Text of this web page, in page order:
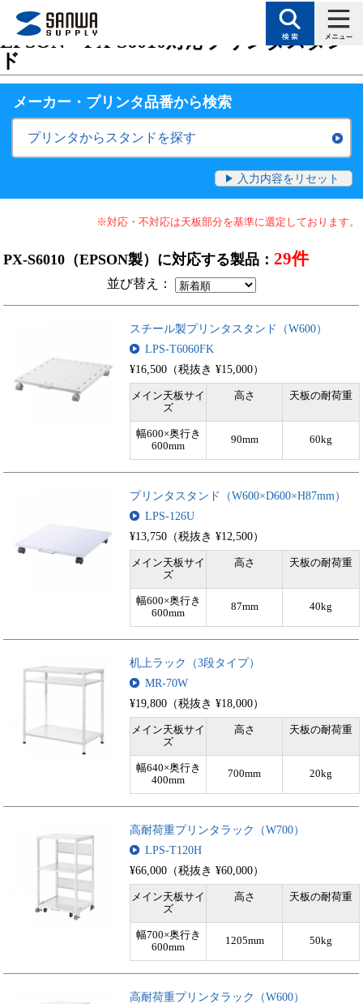
トップページ>サポート 対応表（検索絞り込みで目的に合った製品を探
EPSON・PX-S6010対応プリンタスタン
ド
メーカー・プリンタ品番から検索
プリンタからスタンドを探す
入力内容をリセット
※対応・不対応は天板部分を基準に選定しております。
PX-S6010（EPSON製）に対応する製品：29件
並び替え：
スチール製プリンタスタンド（W600）
LPS-T6060FK
¥16,500（税抜き ¥15,000）
メイン天板サイ
ズ
高さ 天板の耐荷重
幅600×奥行き
600mm
90mm 60kg
プリンタスタンド（W600×D600×H87mm）
LPS-126U
¥13,750（税抜き ¥12,500）
メイン天板サイ
ズ
高さ 天板の耐荷重
幅600×奥行き
600mm
87mm 40kg
机上ラック（3段タイプ）
MR-70W
¥19,800（税抜き ¥18,000）
メイン天板サイ
ズ
高さ 天板の耐荷重
幅640×奥行き
400mm
700mm 20kg
高耐荷重プリンタラック（W700）
LPS-T120H
¥66,000（税抜き ¥60,000）
メイン天板サイ
ズ
高さ 天板の耐荷重
幅700×奥行き
600mm
1205mm 50kg
高耐荷重プリンタラック（W600）